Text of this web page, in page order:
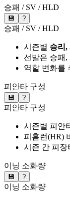
승패 / SV / HLD
💾 ?
승패 / SV / HLD
시즌별 승리,
선발은 승패,
역할 변화를
피안타 구성
💾 ?
피안타 구성
시즌별 피안
피홈런(HR)
시즌 간 피장
이닝 소화량
💾 ?
이닝 소화량